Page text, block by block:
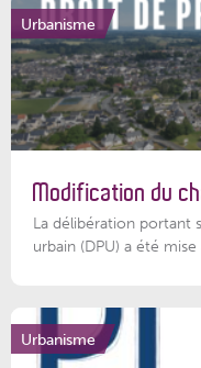
Urbanisme
Modification du
La délibération portant
urbain (DPU) a été mise
Urbanisme